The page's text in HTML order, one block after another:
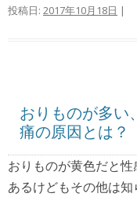
投稿日: 2017年10月18日 |
おりものが多い
痛の原因とは？
おりものが黄色だと
あるけどもその他は